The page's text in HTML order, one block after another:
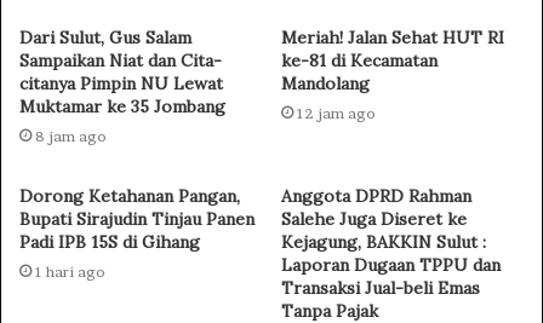
Dari Sulut, Gus Salam
Sampaikan Niat dan Cita-
citanya Pimpin NU Lewat
Muktamar ke 35 Jombang
8 jam ago
Meriah! Jalan Sehat HUT RI
ke-81 di Kecamatan
Mandolang
12 jam ago
Dorong Ketahanan Pangan,
Bupati Sirajudin Tinjau Panen
Padi IPB 15S di Gihang
1 hari ago
Anggota DPRD Rahman
Salehe Juga Diseret ke
Kejagung, BAKKIN Sulut :
Laporan Dugaan TPPU dan
Transaksi Jual-beli Emas
Tanpa Pajak